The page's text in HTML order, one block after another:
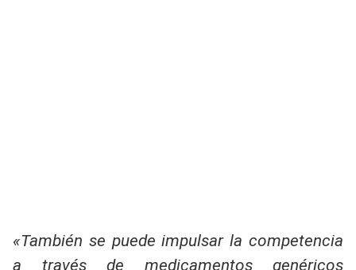
«También se puede impulsar la competencia
a través de medicamentos genéricos